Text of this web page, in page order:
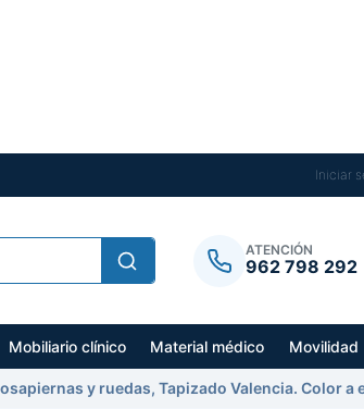
Iniciar
ATENCIÓN
962 798 292
Mobiliario clínico Material médico Movilidad
y ruedas, Tapizado Valencia. Color a